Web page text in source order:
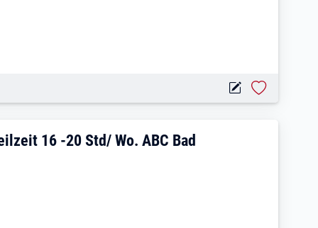
(w/m/d) in Teilzeit 16 -20 Std/
16 -20 Std/ Wo. ABC Bad